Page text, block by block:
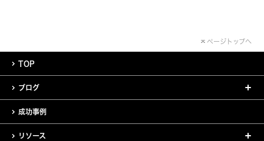
ページトップへ
TOP
ブログ
成功事例
リソース